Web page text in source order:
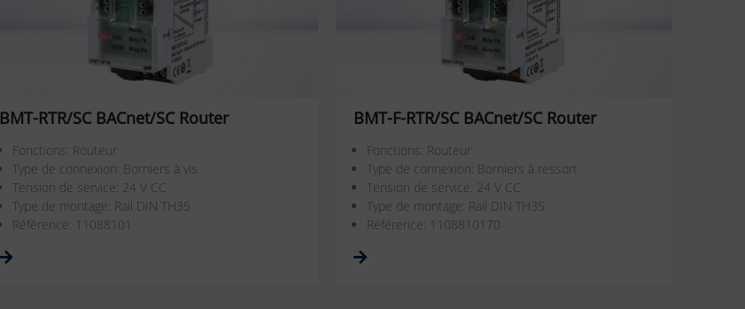
BMT-RTR/SC BACnet/SC Router
Fonctions: Routeur
Type de connexion: Borniers à vis
Tension de service: 24 V CC
Type de montage: Rail DIN TH35
Référence: 11088101
BMT-F-RTR/SC BACnet/SC Router
Fonctions: Routeur
Type de connexion: Borniers à ressort
Tension de service: 24 V CC
Type de montage: Rail DIN TH35
Référence: 1108810170